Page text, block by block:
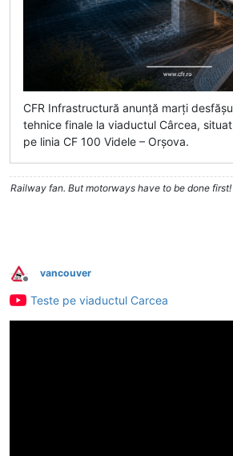
CFR Infrastructură anunță marți
tehnice finale la viaductul Cârcea,
pe linia CF 100 Videle – Orșova.
Railway fan. But motorways have to be done first!
Deconectat
vancouver
Teste pe viaductul Carcea